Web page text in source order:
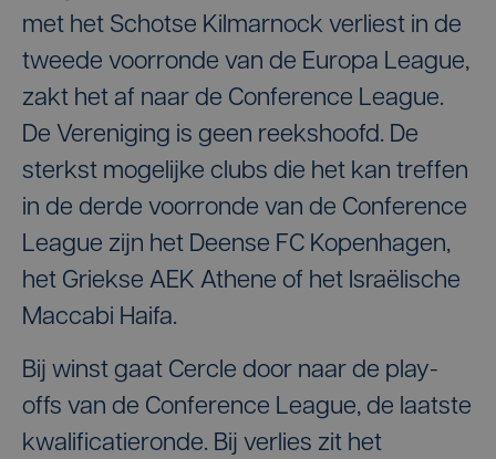
met het Schotse Kilmarnock verliest in de
tweede voorronde van de Europa League,
zakt het af naar de Conference League.
De Vereniging is geen reekshoofd. De
sterkst mogelijke clubs die het kan treffen
in de derde voorronde van de Conference
League zijn het Deense FC Kopenhagen,
het Griekse AEK Athene of het Israëlische
Maccabi Haifa.
Bij winst gaat Cercle door naar de play-
offs van de Conference League, de laatste
kwalificatieronde. Bij verlies zit het